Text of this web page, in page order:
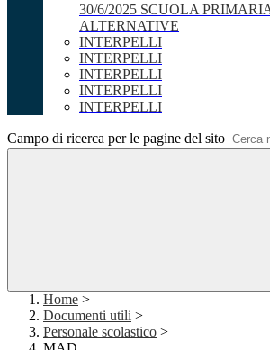
30/6/2025 SCUOLA
ALTERNATIVE
INTERPELLI
INTERPELLI
INTERPELLI
INTERPELLI
INTERPELLI
Campo di ricerca per le pagine del sito
Home >
Documenti utili >
Personale scolastico >